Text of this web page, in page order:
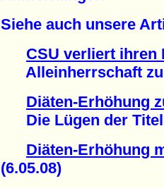
Siehe auch unsere
CSU verliert ihren
Alleinherrschaft zu
Diäten-Erhöhung
Die Lügen der
Diäten-Erhöhung
(6.05.08)